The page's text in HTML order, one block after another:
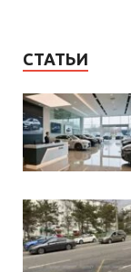
СТАТЬИ